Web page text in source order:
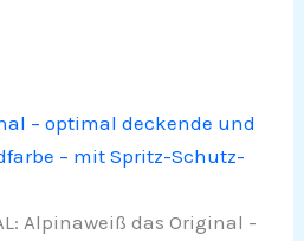
– optimal deckende und
– mit Spritz-Schutz-
Alpinaweiß das Original -